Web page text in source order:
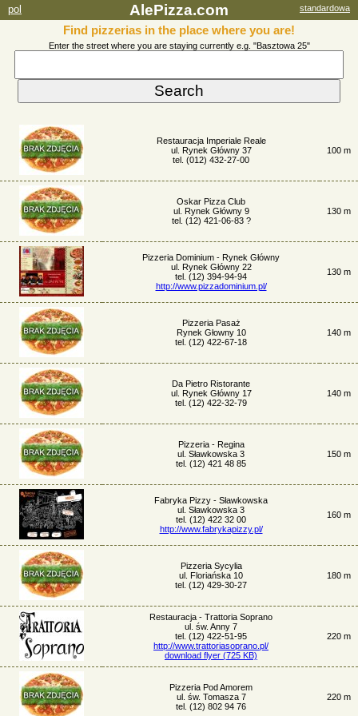
pol AlePizza.com standardowa
Find pizzerias in the place where you are!
Enter the street where you are staying currently e.g. "Basztowa 25"
Restauracja Imperiale Reale
ul. Rynek Główny 37
tel. (012) 432-27-00
100 m
Oskar Pizza Club
ul. Rynek Główny 9
tel. (12) 421-06-83 ?
130 m
Pizzeria Dominium - Rynek Główny
ul. Rynek Główny 22
tel. (12) 394-94-94
http://www.pizzadominium.pl/
130 m
Pizzeria Pasaż
Rynek Głowny 10
tel. (12) 422-67-18
140 m
Da Pietro Ristorante
ul. Rynek Główny 17
tel. (12) 422-32-79
140 m
Pizzeria - Regina
ul. Sławkowska 3
tel. (12) 421 48 85
150 m
Fabryka Pizzy - Sławkowska
ul. Sławkowska 3
tel. (12) 422 32 00
http://www.fabrykapizzy.pl/
160 m
Pizzeria Sycylia
ul. Floriańska 10
tel. (12) 429-30-27
180 m
Restauracja - Trattoria Soprano
ul. św. Anny 7
tel. (12) 422-51-95
http://www.trattoriasoprano.pl/
download flyer (725 KB)
220 m
Pizzeria Pod Amorem
ul. św. Tomasza 7
tel. (12) 802 94 76
220 m